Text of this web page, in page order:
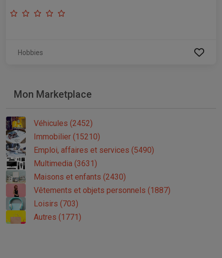
Hobbies
Mon Marketplace
Véhicules (2452)
Immobilier (15210)
Emploi, affaires et services (5490)
Multimedia (3631)
Maisons et enfants (2430)
Vêtements et objets personnels (1887)
Loisirs (703)
Autres (1771)